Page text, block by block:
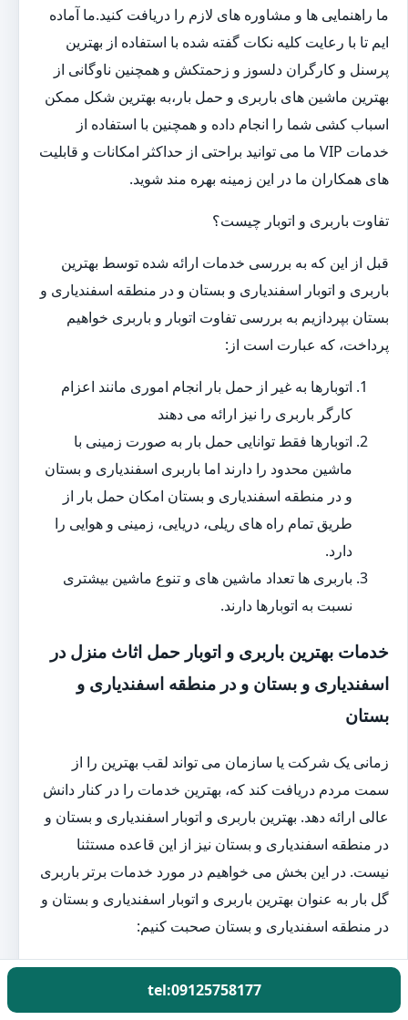
ما راهنمایی ها و مشاوره های لازم را دریافت کنید.ما آماده
ایم تا با رعایت کلیه نکات گفته شده با استفاده از بهترین
پرسنل و کارگران دلسوز و زحمتکش و همچنین ناوگانی از
بهترین ماشین های باربری و حمل بار،به بهترین شکل ممکن
اسباب کشی شما را انجام داده و همچنین با استفاده از
خدمات VIP ما می توانید براحتی از حداکثر امکانات و قابلیت
های همکاران ما در این زمینه بهره مند شوید.
تفاوت باربری و اتوبار چیست؟
قبل از این که به بررسی خدمات ارائه شده توسط بهترین
باربری و اتوبار اسفندیاری و بستان و در منطقه اسفندیاری و
بستان بپردازیم به بررسی تفاوت اتوبار و باربری خواهیم
پرداخت، که عبارت است از:
اتوبارها به غیر از حمل بار انجام اموری مانند اعزام
کارگر باربری را نیز ارائه می دهند
اتوبارها فقط توانایی حمل بار به صورت زمینی با
ماشین محدود را دارند اما باربری اسفندیاری و بستان
و در منطقه اسفندیاری و بستان امکان حمل بار از
طریق تمام راه های ریلی، دریایی، زمینی و هوایی را
دارد.
باربری ها تعداد ماشین های و تنوع ماشین بیشتری
نسبت به اتوبارها دارند.
خدمات بهترین باربری و اتوبار حمل اثاث منزل در
اسفندیاری و بستان و در منطقه اسفندیاری و
بستان
زمانی یک شرکت یا سازمان می تواند لقب بهترین را از
سمت مردم دریافت کند که، بهترین خدمات را در کنار دانش
عالی ارائه دهد. بهترین باربری و اتوبار اسفندیاری و بستان و
در منطقه اسفندیاری و بستان نیز از این قاعده مستثنا
نیست. در این بخش می خواهیم در مورد خدمات برتر باربری
گل بار به عنوان بهترین باربری و اتوبار اسفندیاری و بستان و
در منطقه اسفندیاری و بستان صحبت کنیم:
بسته بندی اثاث حرفه ای منزل در اسفندیاری و بستان و در
منطقه اسفندیاری و بستان
tel:09125758177